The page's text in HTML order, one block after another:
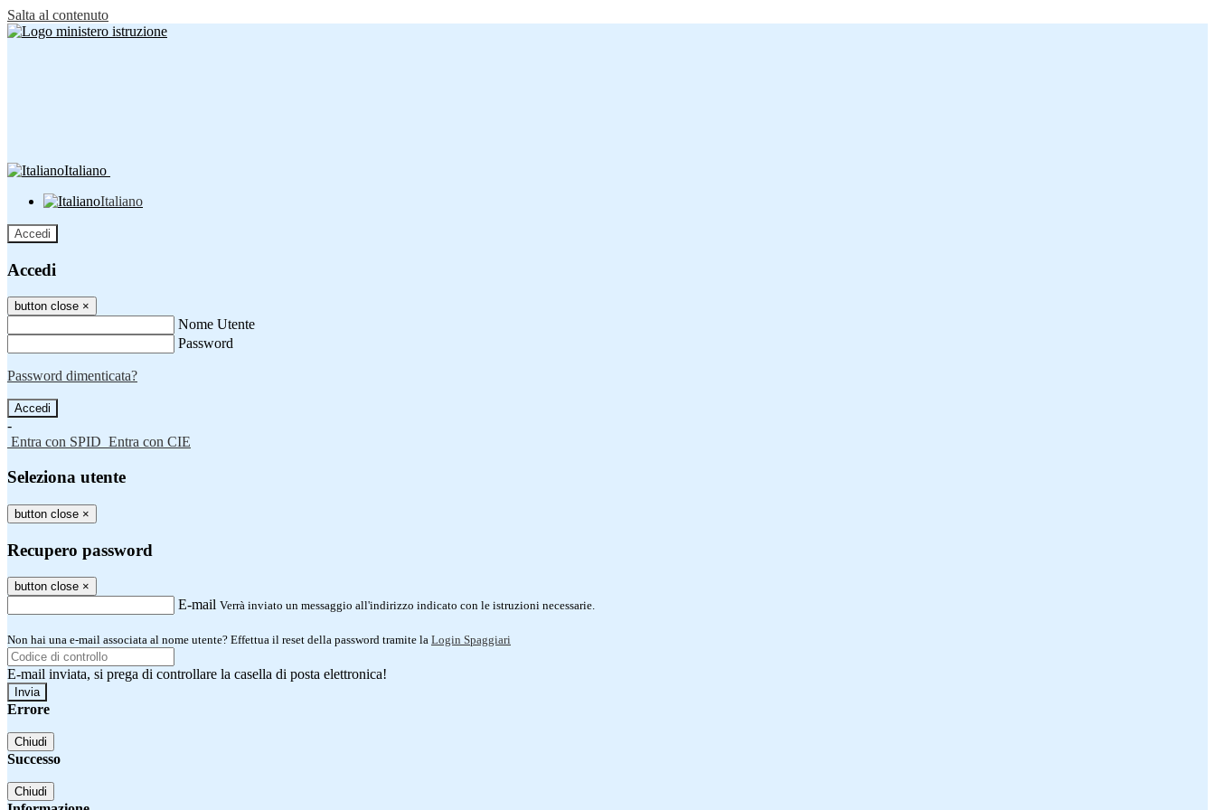
Salta al contenuto
Italiano
Italiano
Accedi
Accedi
button close ×
Nome Utente
Password
Password dimenticata?
-
Entra con SPID Entra con CIE
Seleziona utente
button close ×
Recupero password
button close ×
E-mail Verrà inviato un messaggio all'indirizzo indicato con le istruzioni necessarie.
Non hai una e-mail associata al nome utente? Effettua il reset della password tramite la Login Spaggiari
E-mail inviata, si prega di controllare la casella di posta elettronica!
Errore
Chiudi
Successo
Chiudi